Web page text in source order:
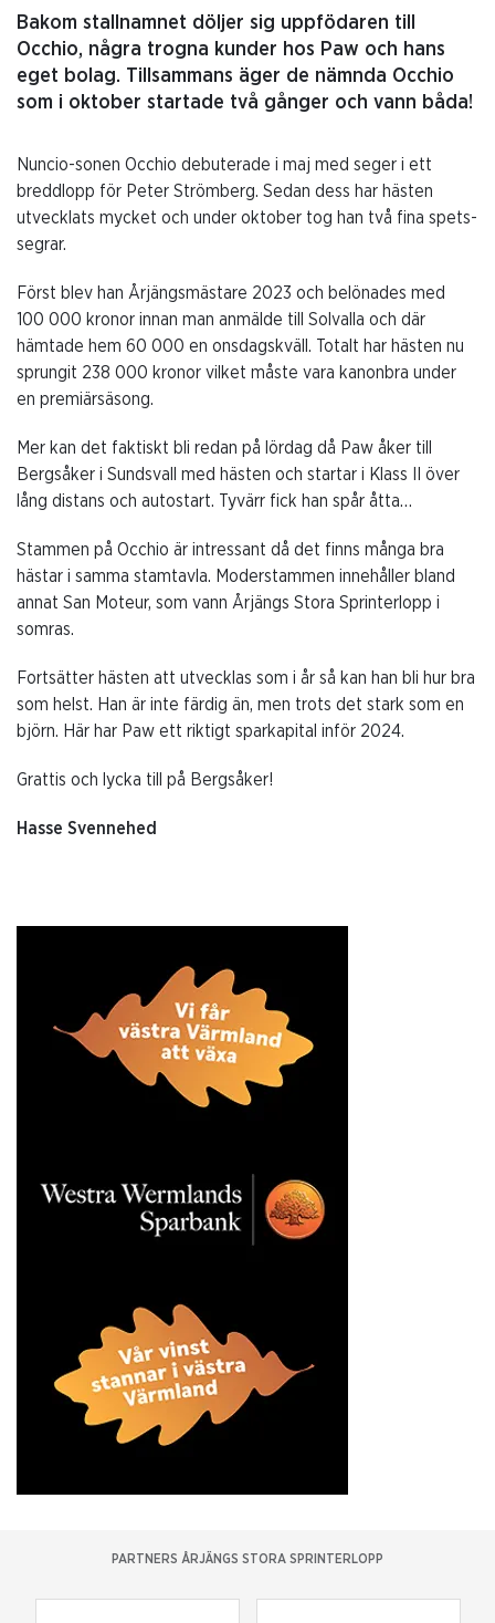
Bakom stallnamnet döljer sig uppfödaren till
Occhio, några trogna kunder hos Paw och hans
eget bolag. Tillsammans äger de nämnda Occhio
som i oktober startade två gånger och vann båda!
Nuncio-sonen Occhio debuterade i maj med seger i ett
breddlopp för Peter Strömberg. Sedan dess har hästen
utvecklats mycket och under oktober tog han två fina spets-
segrar.
Först blev han Årjängsmästare 2023 och belönades med
100 000 kronor innan man anmälde till Solvalla och där
hämtade hem 60 000 en onsdagskväll. Totalt har hästen nu
sprungit 238 000 kronor vilket måste vara kanonbra under
en premiärsäsong.
Mer kan det faktiskt bli redan på lördag då Paw åker till
Bergsåker i Sundsvall med hästen och startar i Klass II över
lång distans och autostart. Tyvärr fick han spår åtta…
Stammen på Occhio är intressant då det finns många bra
hästar i samma stamtavla. Moderstammen innehåller bland
annat San Moteur, som vann Årjängs Stora Sprinterlopp i
somras.
Fortsätter hästen att utvecklas som i år så kan han bli hur bra
som helst. Han är inte färdig än, men trots det stark som en
björn. Här har Paw ett riktigt sparkapital inför 2024.
Grattis och lycka till på Bergsåker!
Hasse Svennehed
PARTNERS ÅRJÄNGS STORA SPRINTERLOPP